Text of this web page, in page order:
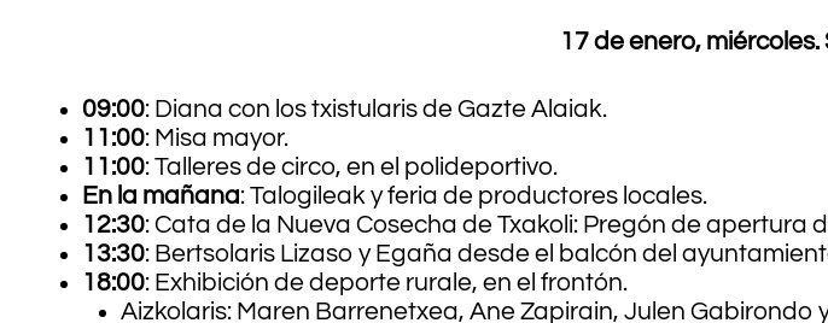
17 de enero, miércoles.
09:00: Diana con los txistularis de Gazte Alaiak.
11:00: Misa mayor.
11:00: Talleres de circo, en el polideportivo.
En la mañana: Talogileak y feria de productores locales.
12:30: Cata de la Nueva Cosecha de Txakoli: Pregón de apertura
13:30: Bertsolaris Lizaso y Egaña desde el balcón del
18:00: Exhibición de deporte rurale, en el frontón.
Aizkolaris: Maren Barrenetxea, Ane Zapirain, Julen Gabirondo